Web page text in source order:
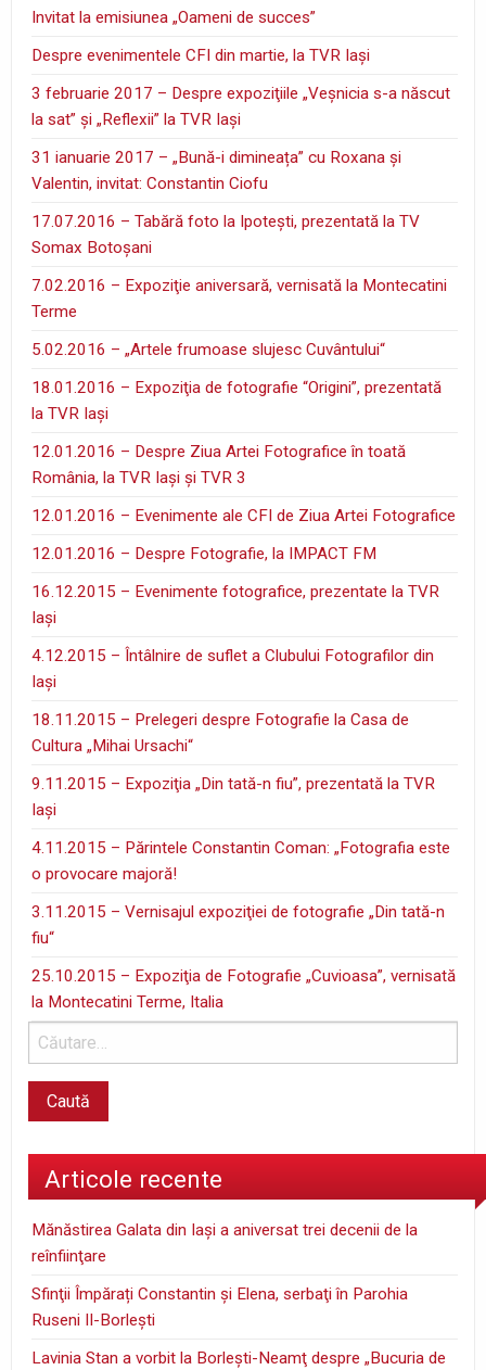
Invitat la emisiunea „Oameni de succes”
Despre evenimentele CFI din martie, la TVR Iaşi
3 februarie 2017 – Despre expoziţiile „Veşnicia s-a născut
la sat” şi „Reflexii” la TVR Iaşi
31 ianuarie 2017 – „Bună-i dimineața” cu Roxana și
Valentin, invitat: Constantin Ciofu
17.07.2016 – Tabără foto la Ipoteşti, prezentată la TV
Somax Botoşani
7.02.2016 – Expoziţie aniversară, vernisată la Montecatini
Terme
5.02.2016 – „Artele frumoase slujesc Cuvântului“
18.01.2016 – Expoziţia de fotografie “Origini”, prezentată
la TVR Iaşi
12.01.2016 – Despre Ziua Artei Fotografice în toată
România, la TVR Iaşi şi TVR 3
12.01.2016 – Evenimente ale CFI de Ziua Artei Fotografice
12.01.2016 – Despre Fotografie, la IMPACT FM
16.12.2015 – Evenimente fotografice, prezentate la TVR
Iaşi
4.12.2015 – Întâlnire de suflet a Clubului Fotografilor din
Iaşi
18.11.2015 – Prelegeri despre Fotografie la Casa de
Cultura „Mihai Ursachi“
9.11.2015 – Expoziţia „Din tată-n fiu”, prezentată la TVR
Iaşi
4.11.2015 – Părintele Constantin Coman: „Fotografia este
o provocare majoră!
3.11.2015 – Vernisajul expoziţiei de fotografie „Din tată-n
fiu“
25.10.2015 – Expoziţia de Fotografie „Cuvioasa”, vernisată
la Montecatini Terme, Italia
Articole recente
Mănăstirea Galata din Iaşi a aniversat trei decenii de la
reînfiinţare
Sfinţii Împărați Constantin și Elena, serbaţi în Parohia
Ruseni II-Borleşti
Lavinia Stan a vorbit la Borleşti-Neamţ despre „Bucuria de